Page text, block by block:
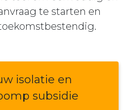
te starten en
isolatie en
subsidie